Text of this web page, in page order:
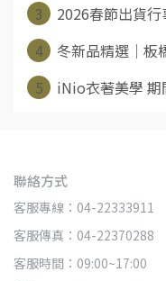
3
2026春節出貨行
4
冬新品精選｜
5
iNio衣著美學
聯絡方式
客服專線：04-22333911
客服傳真：04-22370288
客服時間：09:00~17:00